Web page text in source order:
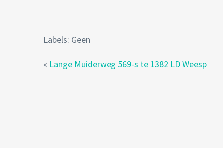
Labels: Geen
« Lange Muiderweg 569-s te 1382 LD Weesp